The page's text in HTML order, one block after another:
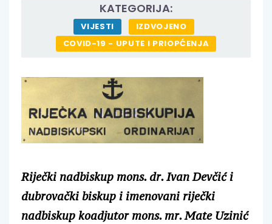
KATEGORIJA:
VIJESTI
IZDVOJENO
COVID-19 - UPUTE I PRIOPĆENJA
Riječki nadbiskup mons. dr. Ivan Devčić i
dubrovački biskup i imenovani riječki
nadbiskup koadjutor mons. mr. Mate Uzinić